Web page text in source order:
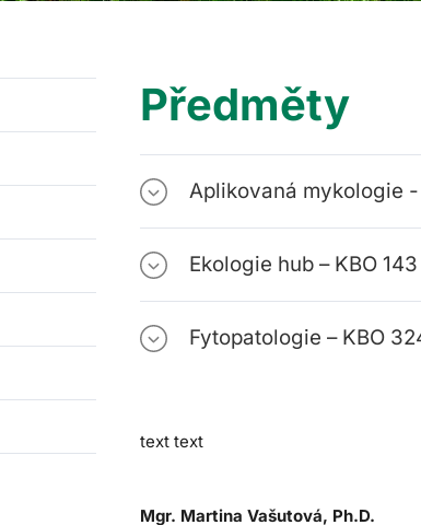
Předměty
Aplikovaná mykologie -
Ekologie hub – KBO
Fytopatologie – KBO
text text
Mgr. Martina Vašutová, Ph.D.